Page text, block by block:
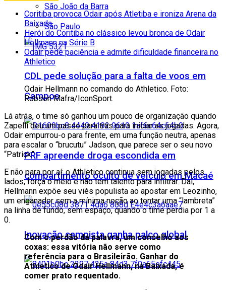
São João da Barra
São Paulo
CDL pede solução para a falta de voos em
Campos
PRF apreende droga escondida em
compartimento oculto de veículo em Macaé
Inovação campista ganha palco global
Coritiba provoca Odair após Atletiba e ironiza Arena da
Baixada
Herói do Coritiba no clássico levou bronca de Odair
Hellmann na Série B
Odair pede paciência e admite dificuldade financeira no
Athletico
Odair Hellmann no comando do Athletico. Foto:
Robson Mafra/IconSport.
Lá atrás, o time só ganhou um pouco de organização quando
Zapelli deu um passo para trás para iniciar as jogadas. Agora,
Odair empurrou-o para frente, em uma função neutra, apenas
para escalar o “brucutu” Jadson, que parece ser o seu novo
“Patrick”.
E não para por aí: o Athletico continua sem jogadas pelos
lados, força o meio e não tem talento para infiltrar. Daí,
Hellmann expõe seu viés populista ao apostar em Leozinho,
um enganador sem a mínima noção ao tentar uma “lambreta”
na linha de fundo, sem espaço, quando o time perdia por 1 a
0.
Com o perdão da palavra, um conselho aos
coxas: essa vitória não serve como
referência para o Brasileirão. Ganhar do
Athletico de Odair Hellmann, na Baixada, é
comer prato requentado.